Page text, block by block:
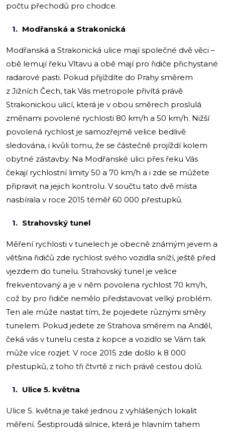
počtu přechodů pro chodce.
Modřanská a Strakonická
Modřanská a Strakonická ulice mají společné dvě věci –
obě lemují řeku Vltavu a obě mají pro řidiče přichystané
radarové pasti. Pokud přijíždíte do Prahy směrem
z Jižních Čech, tak Vás metropole přivítá právě
Strakonickou ulicí, která je v obou směrech proslulá
změnami povolené rychlosti 80 km/h a 50 km/h. Nižší
povolená rychlost je samozřejmě velice bedlivě
sledována, i kvůli tomu, že se částečně projíždí kolem
obytné zástavby. Na Modřanské ulici přes řeku Vás
čekají rychlostní limity 50 a 70 km/h a i zde se můžete
připravit na jejich kontrolu. V součtu tato dvě místa
nasbírala v roce 2015 téměř 60 000 přestupků.
Strahovský tunel
Měření rychlosti v tunelech je obecně známým jevem a
většina řidičů zde rychlost svého vozidla sníží, ještě před
vjezdem do tunelu. Strahovský tunel je velice
frekventovaný a je v něm povolena rychlost 70 km/h,
což by pro řidiče nemělo představovat velký problém.
Ten ale může nastat tím, že pojedete různými směry
tunelem. Pokud jedete ze Strahova směrem na Anděl,
čeká vás v tunelu cesta z kopce a vozidlo se Vám tak
může více rozjet. V roce 2015 zde došlo k 8 000
přestupků, z toho tři čtvrtě z nich právě cestou dolů.
Ulice 5. května
Ulice 5. května je také jednou z vyhlášených lokalit
měření. Šestiproudá silnice, která je hlavním tahem